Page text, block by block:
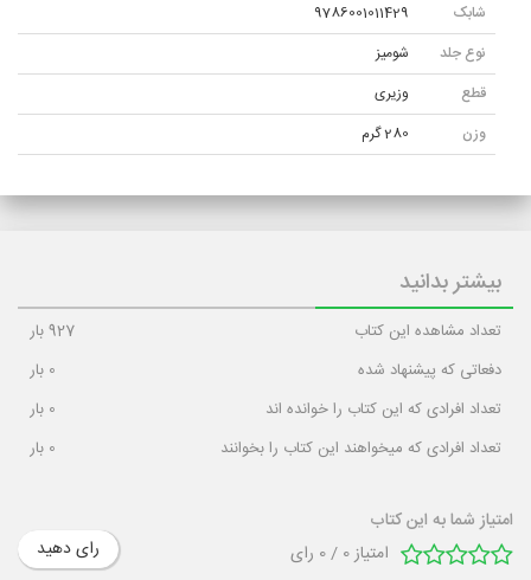
شابک
9786001011429
نوع جلد
شوميز
قطع
وزیری
وزن
280 گرم
صفحات
بیشتر بدانید
تعداد مشاهده این کتاب 927بار
دفعاتی که پیشنهاد شده
0 بار
تعداد افرادی که این کتاب را خوانده اند
0 بار
تعداد افرادی که میخواهند این کتاب را بخوانند
0 بار
امتیاز شما به این کتاب
امتیاز0
/
0 رای رای دهید